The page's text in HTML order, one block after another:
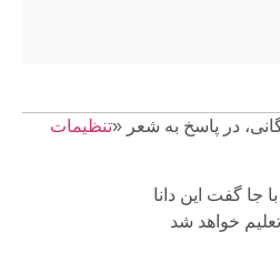
در پاسخ به شعر «تنظیمات
جا گفت این دانا
خواهد شد